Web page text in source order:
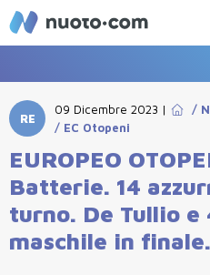
RE
09 Dicembre 2023 | /
/ EC Otopeni
EUROPEO
Batterie. 14
turno. De Tullio
maschile in finale.